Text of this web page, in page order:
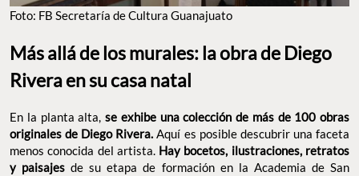
Foto: FB Secretaría de Cultura Guanajuato
Más allá de los murales: la obra de Diego
Rivera en su casa natal
En la planta alta, se exhibe una colección de más de 100 obras
originales de Diego Rivera. Aquí es posible descubrir una faceta
menos conocida del artista. Hay bocetos, ilustraciones, retratos
y paisajesde su etapa de formación en la Academia de San